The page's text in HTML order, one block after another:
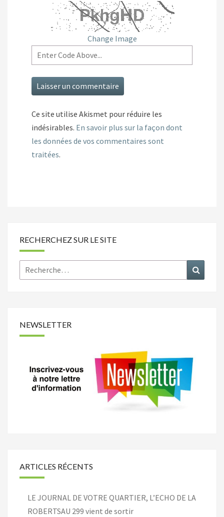
Change Image
Ce site utilise Akismet pour réduire les
indésirables. En savoir plus sur la façon dont
les données de vos commentaires sont
traitées.
RECHERCHEZ SUR LE SITE
Rechercher :
NEWSLETTER
ARTICLES RÉCENTS
LE JOURNAL DE VOTRE QUARTIER, L’ECHO DE LA
ROBERTSAU 299 vient de sortir